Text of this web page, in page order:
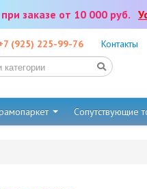
заказе от 10 000 руб.
(925) 225-99-76 Контакты
Сопутствующие